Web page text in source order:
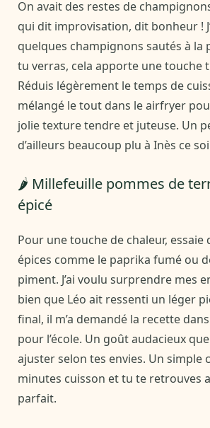
On avait des restes de
qui dit improvisation, dit bonheur !
quelques champignons sautés à la
tu verras, cela apporte une touche
Réduis légèrement le temps de
mélangé le tout dans le airfryer
jolie texture tendre et juteuse. Un
d’ailleurs beaucoup plu à Inès ce
🌶️ Millefeuille pommes de
épicé
Pour une touche de chaleur, essaie
épices comme le paprika fumé ou
piment. J’ai voulu surprendre mes
bien que Léo ait ressenti un léger
final, il m’a demandé la recette
pour l’école. Un goût audacieux
ajuster selon tes envies. Un simple
minutes cuisson et tu te retrouves
parfait.